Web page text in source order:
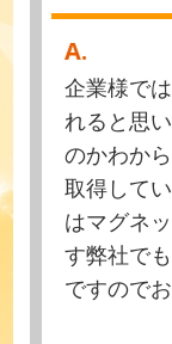
A.
企業様で
れると思
のかわか
取得して
はマグネ
す弊社で
ですので